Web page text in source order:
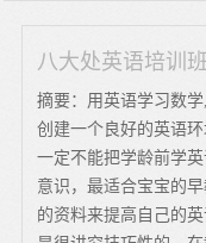
八大处英语培训班
摘要：用英语学习数
创建一个良好的英语
一定不能把学龄前学
意识，最适合宝宝的
的资料来提高自己的